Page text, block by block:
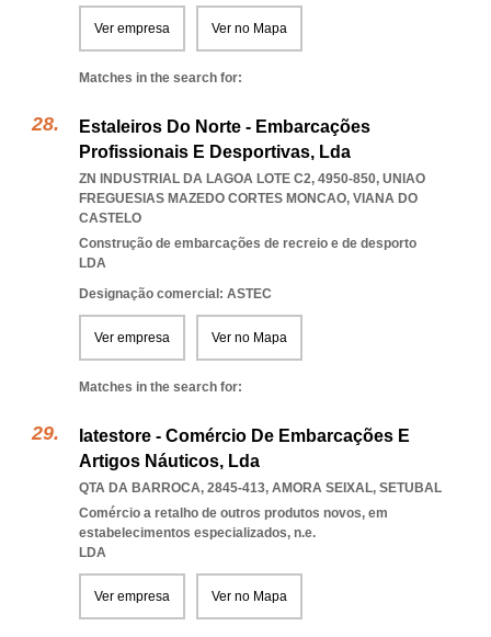
Ver empresa Ver no Mapa
Matches in the search for:
Estaleiros Do Norte - Embarcações
Profissionais E Desportivas, Lda
ZN INDUSTRIAL DA LAGOA LOTE C2, 4950-850, UNIAO
FREGUESIAS MAZEDO CORTES MONCAO, VIANA DO
CASTELO
Construção de embarcações de recreio e de desporto
LDA
Designação comercial: ASTEC
Ver empresa Ver no Mapa
Matches in the search for:
Iatestore - Comércio De Embarcações E
Artigos Náuticos, Lda
QTA DA BARROCA, 2845-413, AMORA SEIXAL, SETUBAL
Comércio a retalho de outros produtos novos, em
estabelecimentos especializados, n.e.
LDA
Ver empresa Ver no Mapa